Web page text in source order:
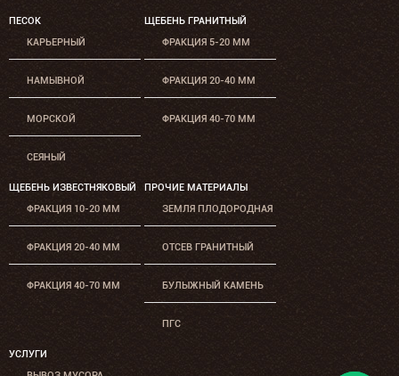
ПЕСОК
КАРЬЕРНЫЙ
НАМЫВНОЙ
МОРСКОЙ
СЕЯНЫЙ
ЩЕБЕНЬ ГРАНИТНЫЙ
ФРАКЦИЯ 5-20 ММ
ФРАКЦИЯ 20-40 ММ
ФРАКЦИЯ 40-70 ММ
ЩЕБЕНЬ ИЗВЕСТНЯКОВЫЙ
ФРАКЦИЯ 10-20 ММ
ФРАКЦИЯ 20-40 ММ
ФРАКЦИЯ 40-70 ММ
ПРОЧИЕ МАТЕРИАЛЫ
ЗЕМЛЯ ПЛОДОРОДНАЯ
ОТСЕВ ГРАНИТНЫЙ
БУЛЫЖНЫЙ КАМЕНЬ
ПГС
УСЛУГИ